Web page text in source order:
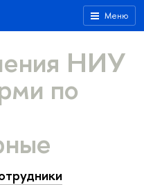
Меню
НИУ
по